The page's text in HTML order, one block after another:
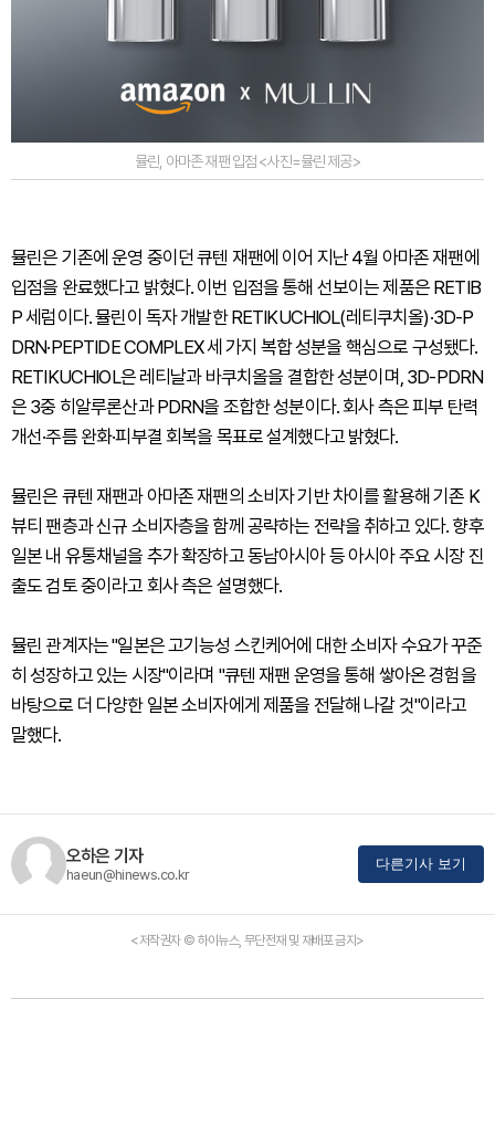
뮬린, 아마존 재팬 입점 <사진=뮬린 제공>
뮬린은 기존에 운영 중이던 큐텐 재팬에 이어 지난 4월 아마존 재팬에
입점을 완료했다고 밝혔다. 이번 입점을 통해 선보이는 제품은 RETIB
P 세럼이다. 뮬린이 독자 개발한 RETIKUCHIOL(레티쿠치올)·3D-P
DRN·PEPTIDE COMPLEX 세 가지 복합 성분을 핵심으로 구성됐다.
RETIKUCHIOL은 레티날과 바쿠치올을 결합한 성분이며, 3D-PDRN
은 3중 히알루론산과 PDRN을 조합한 성분이다. 회사 측은 피부 탄력
개선·주름 완화·피부결 회복을 목표로 설계했다고 밝혔다.
뮬린은 큐텐 재팬과 아마존 재팬의 소비자 기반 차이를 활용해 기존 K
뷰티 팬층과 신규 소비자층을 함께 공략하는 전략을 취하고 있다. 향후
일본 내 유통채널을 추가 확장하고 동남아시아 등 아시아 주요 시장 진
출도 검토 중이라고 회사 측은 설명했다.
뮬린 관계자는 "일본은 고기능성 스킨케어에 대한 소비자 수요가 꾸준
히 성장하고 있는 시장"이라며 "큐텐 재팬 운영을 통해 쌓아온 경험을
바탕으로 더 다양한 일본 소비자에게 제품을 전달해 나갈 것"이라고
말했다.
오하은 기자
haeun@hinews.co.kr
다른기사 보기
<저작권자 © 하이뉴스, 무단전재 및 재배포 금지>